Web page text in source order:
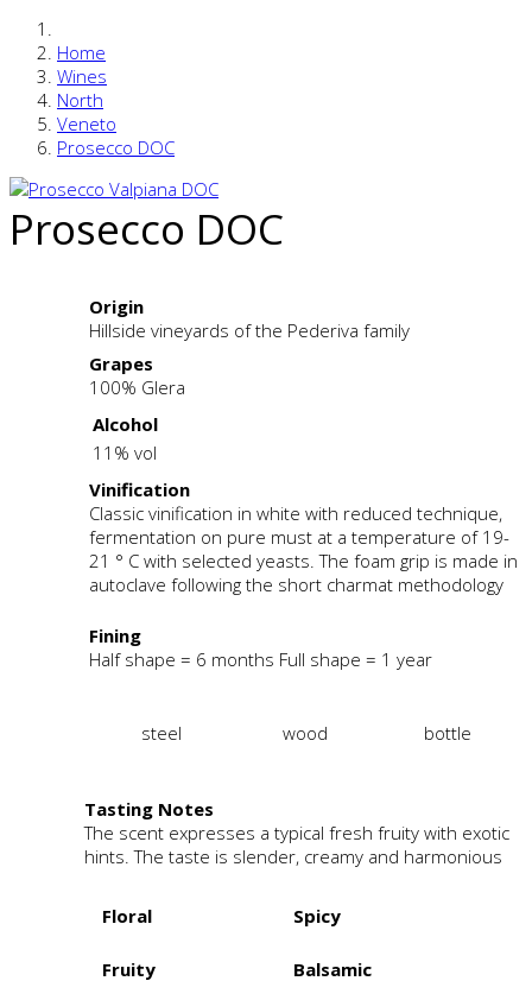
Home
Wines
North
Veneto
Prosecco DOC
Prosecco DOC
Origin
Hillside vineyards of the Pederiva family
Grapes
100% Glera
Alcohol
11% vol
Vinification
Classic vinification in white with reduced technique,
fermentation on pure must at a temperature of 19-
21 ° C with selected yeasts. The foam grip is made in
autoclave following the short charmat methodology
Fining
Half shape = 6 months Full shape = 1 year
steel wood bottle
Tasting Notes
The scent expresses a typical fresh fruity with exotic
hints. The taste is slender, creamy and harmonious
Floral Spicy
Fruity Balsamic